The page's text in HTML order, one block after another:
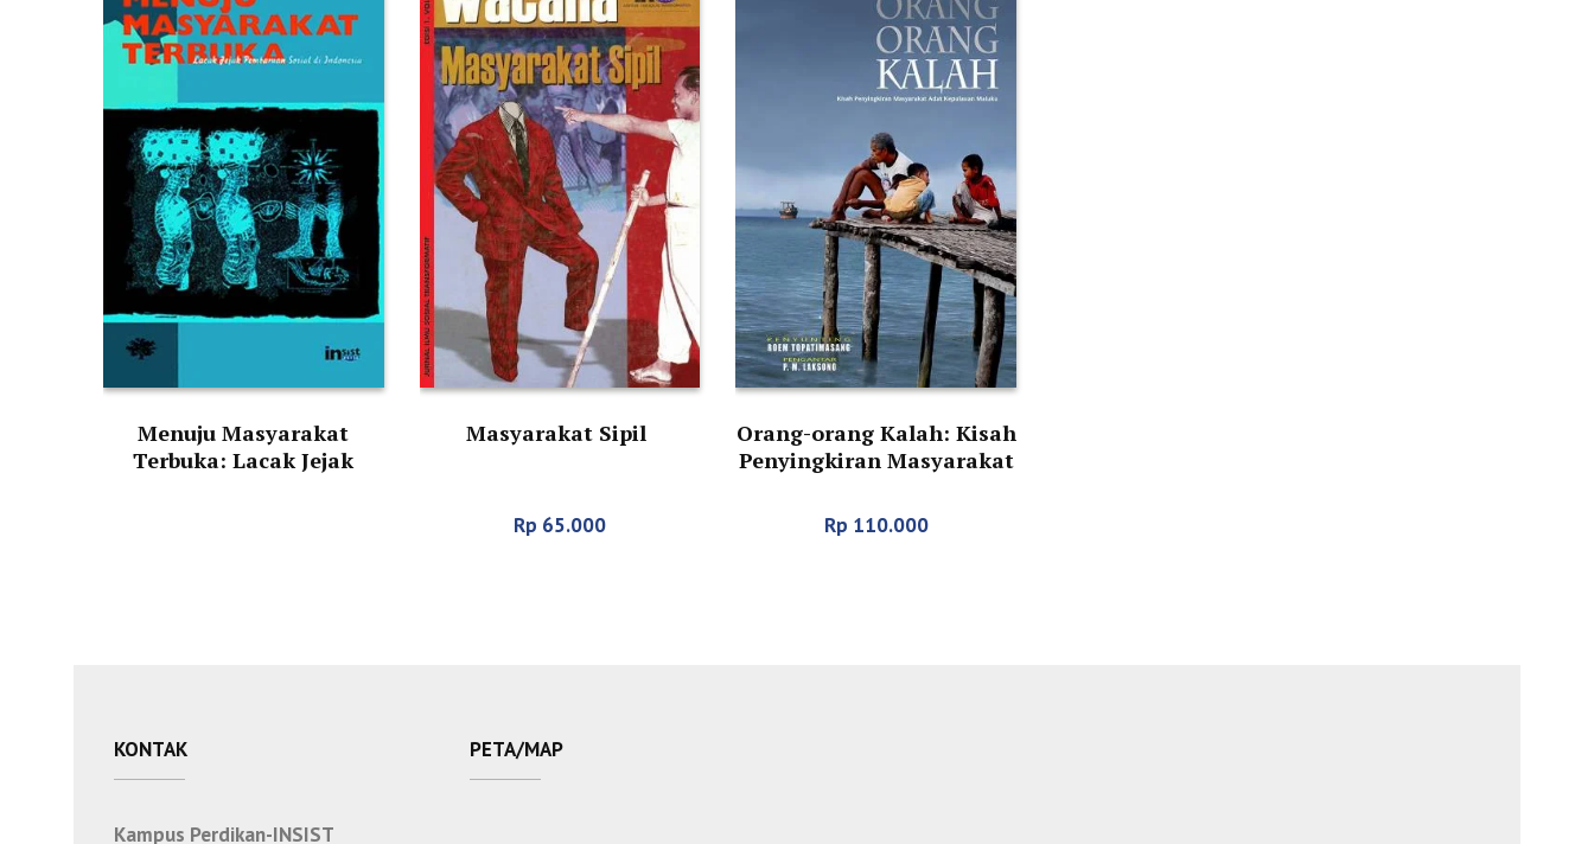
Menuju Masyarakat
Terbuka: Lacak Jejak
Masyarakat Sipil
Rp 65.000
Orang-orang Kalah: Kisah
Penyingkiran Masyarakat
Rp 110.000
KONTAK
Kampus Perdikan-INSIST
PETA/MAP